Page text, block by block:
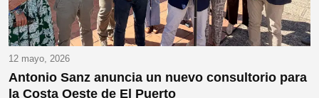
12 mayo, 2026
Antonio Sanz anuncia un nuevo consultorio para
la Costa Oeste de El Puerto